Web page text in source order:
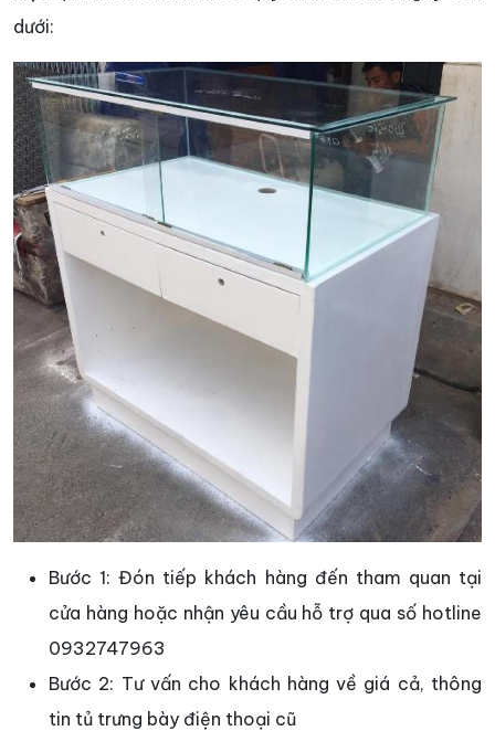
dưới:
Bước 1: Đón tiếp khách hàng đến tham quan tại
cửa hàng hoặc nhận yêu cầu hỗ trợ qua số hotline
0932747963
Bước 2: Tư vấn cho khách hàng về giá cả, thông
tin tủ trưng bày điện thoại cũ